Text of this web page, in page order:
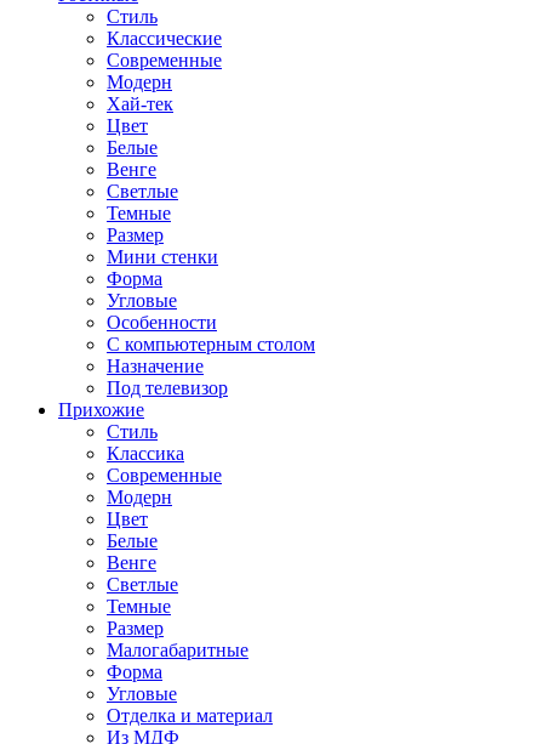
Стиль
Классические
Современные
Модерн
Хай-тек
Цвет
Белые
Венге
Светлые
Темные
Размер
Мини стенки
Форма
Угловые
Особенности
С компьютерным столом
Назначение
Под телевизор
Прихожие
Стиль
Классика
Современные
Модерн
Цвет
Белые
Венге
Светлые
Темные
Размер
Малогабаритные
Форма
Угловые
Отделка и материал
Из МДФ